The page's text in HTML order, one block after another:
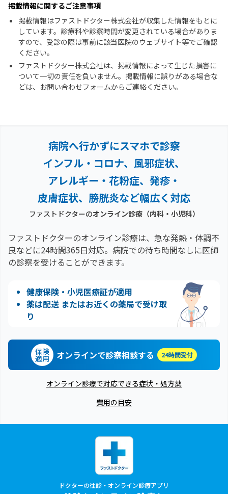
掲載情報に関するご注意事項
掲載情報はファストドクター株式会社が収集した情報をもとに
しています。診療科や診察時間が変更されている場合がありま
すので、受診の際は事前に該当医院のウェブサイト等でご確認
ください。
ファストドクター株式会社は、掲載情報によって生じた損害に
ついて一切の責任を負いません。掲載情報に誤りがある場合な
どは、お問い合わせフォームからご連絡ください。
病院へ行かずにスマホで診察
インフル・コロナ、風邪症状、
アレルギー・花粉症、 発疹・
皮膚症状、膀胱炎など幅広く対応
ファストドクターのオンライン診療（内科・小児科）
ファストドクターのオンライン診療は、急な発熱・体調不
良などに24時間365日対応。 病院での待ち時間なしに医師
の診察を受けることができます。
健康保険・小児医療証が適用
薬は配送 またはお近くの薬局で受け取
り
保険
適用 オンラインで診察相談する 24時間受付
オンライン診療で対応できる症状・処方薬
費用の目安
ドクターの往診・オンライン診療アプリ